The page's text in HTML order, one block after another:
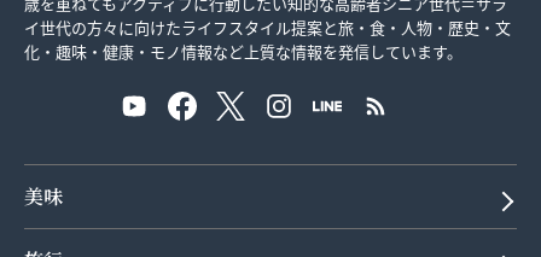
イ世代の方々に向けたライフスタイル提案と旅・食・人物・歴史・文
化・趣味・健康・モノ情報など上質な情報を発信しています。
美味